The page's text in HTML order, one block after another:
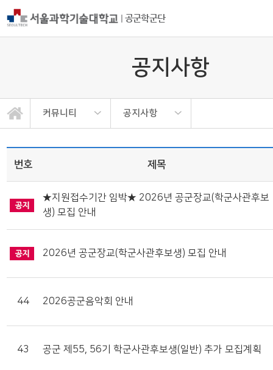
| 공군학군단
공지사항
커뮤니티 공지사항
학군단 소개
공군ROTC
모집안내
교육안내
커뮤니티
후보생 광장
공지사항
갤러리
번호 제목
★지원접수기간 임박★ 2026년 공군장교(학군사관후보
생) 모집 안내
2026년 공군장교(학군사관후보생) 모집 안내
44 2026공군음악회 안내
43 공군 제55, 56기 학군사관후보생(일반) 추가 모집계획